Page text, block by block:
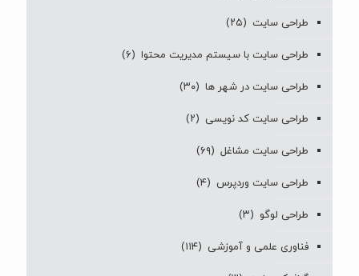
طراحی سایت (۲۵)
طراحی سایت با سیستم مدیریت محتوا (۶)
طراحی سایت در شهر ها (۳۰)
طراحی سایت کد نویسی (۲)
طراحی سایت مشاغل (۶۹)
طراحی سایت وردپرس (۴)
طراحی لوگو (۳)
فناوری علمی و آموزشی (۱۱۴)